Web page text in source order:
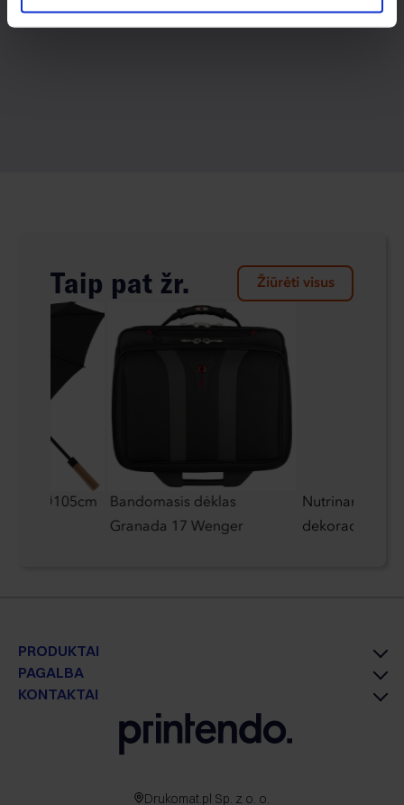
Taip pat žr. Žiūrėti visus
Ø105cm
Bandomasis dėklas
Granada 17 Wenger
Nutrinamos
dekoracijos
PRODUKTAI
PAGALBA
KONTAKTAI
Drukomat.pl Sp. z o. o.